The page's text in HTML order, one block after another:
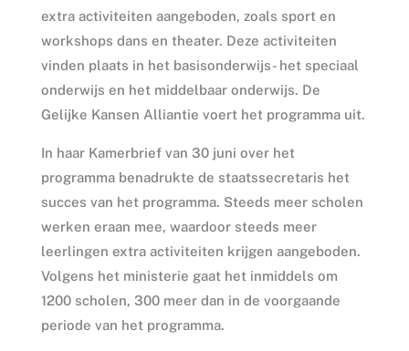
extra activiteiten aangeboden, zoals sport en
workshops dans en theater. Deze activiteiten
vinden plaats in het basisonderwijs- het speciaal
onderwijs en het middelbaar onderwijs. De
Gelijke Kansen Alliantie voert het programma uit.
In haar Kamerbrief van 30 juni over het
programma benadrukte de staatssecretaris het
succes van het programma. Steeds meer scholen
werken eraan mee, waardoor steeds meer
leerlingen extra activiteiten krijgen aangeboden.
Volgens het ministerie gaat het inmiddels om
1200 scholen, 300 meer dan in de voorgaande
periode van het programma.